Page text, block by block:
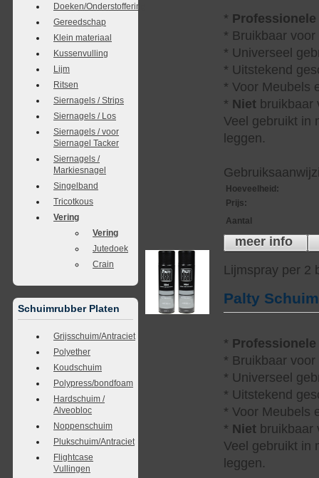
Doeken/Onderstoffering
Gereedschap
Klein materiaal
Kussenvulling
Lijm
Ritsen
Siernagels / Strips
Siernagels / Los
Siernagels / voor
Siernagel Tacker
Siernagels /
Markiesnagel
Singelband
Tricotkous
Vering
Vering
Jutedoek
Crain
Schuimrubber Platen
Grijsschuim/Antraciet
Polyether
Koudschuim
Polypress/bondfoam
Hardschuim /
Alveobloc
Noppenschuim
Plukschuim/Antraciet
Flightcase
Vullingen
* Professionele
* Bruikbaar
* Universeel
* Uitstekend
* Voor Meubels
* Niet bruikbaar
Veel gebruikt in
leggen.
Hoeveelheid :
Prijs:
Aantal
meer info
Lijmspray per 2
Palty
* Professionele
* Bruikbaar
* Universeel
* Uitstekend
* Voor Meubels
* Niet bruikbaar
Veel gebruikt in
leggen.